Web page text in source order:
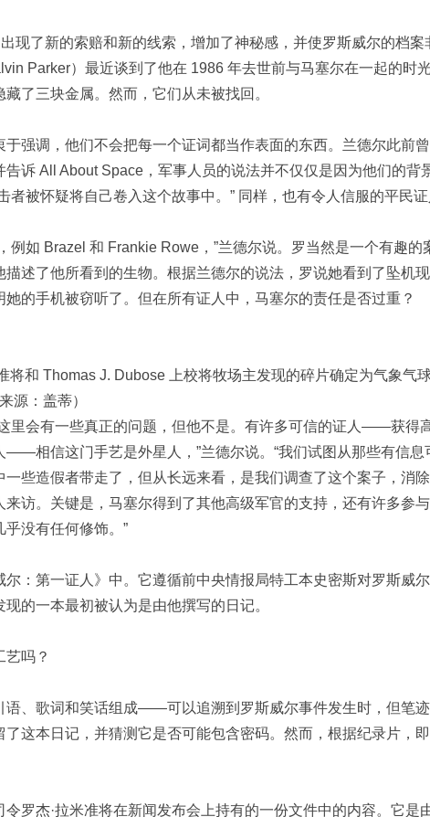
现了新的索赔和新的线索，增加了神秘感，并使罗斯威尔的档
Parker）最近谈到了他在 1986 年去世前与马塞尔在一起的时
了三块金属。然而，它们从未被找回。
强调，他们不会把每一个证词都当作表面的东西。兰德尔此前
诉 All About Space，军事人员的说法并不仅仅是因为他们的背
者被怀疑将自己卷入这个故事中。” 同样，也有令人信服的平民证
例如 Brazel 和 Frankie Rowe，”兰德尔说。罗当然是一个有趣的
描述了他所看到的生物。根据兰德尔的说法，罗说她看到了坠机
的手机被窃听了。但在所有证人中，马塞尔的责任是否过重？
将和 Thomas J. Dubose 上校将牧场主发现的碎片确定为气象气
源：盖蒂）
里会有一些真正的问题，但他不是。有许多可信的证人——获得
——相信这门手艺是外星人，”兰德尔说。“我们试图从那些有信息
些造假者带走了，但从长远来看，是我们调查了这个案子，消
访。关键是，马塞尔得到了其他高级军官的支持，还有许多参
没有任何修饰。”
：第一证人》中。它遵循前中央情报局特工本史密斯对罗斯威
的一本最初被认为是由他撰写的日记。
艺吗？
、歌词和笑话组成——可以追溯到罗斯威尔事件发生时，但笔
这本日记，并猜测它是否可能包含密码。然而，根据纪录片，
罗杰·拉米准将在新闻发布会上持有的一份文件中的内容。它是